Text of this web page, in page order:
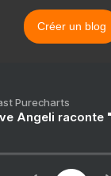
Créer un blog
Purecharts
Angeli raconte